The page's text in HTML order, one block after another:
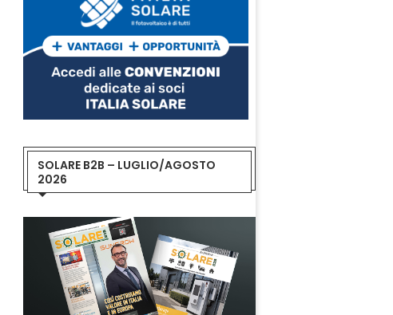
SOLARE B2B – LUGLIO/AGOSTO
2026